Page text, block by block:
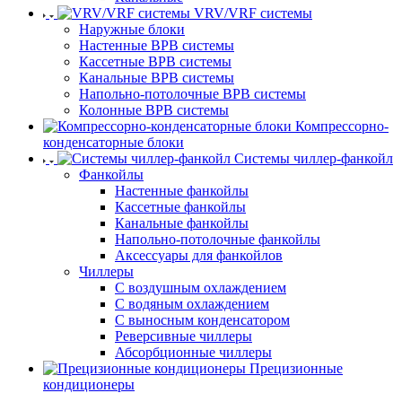
VRV/VRF системы
Наружные блоки
Настенные ВРВ системы
Кассетные ВРВ системы
Канальные ВРВ системы
Напольно-потолочные ВРВ системы
Колонные ВРВ системы
Компрессорно-
конденсаторные блоки
Системы чиллер-фанкойл
Фанкойлы
Настенные фанкойлы
Кассетные фанкойлы
Канальные фанкойлы
Напольно-потолочные фанкойлы
Аксессуары для фанкойлов
Чиллеры
С воздушным охлаждением
С водяным охлаждением
С выносным конденсатором
Реверсивные чиллеры
Абсорбционные чиллеры
Прецизионные
кондиционеры